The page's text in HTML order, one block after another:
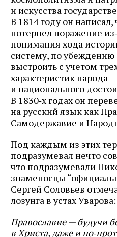
и искусства
В 1814 году он
потерпел поражение
понимания хода
систему, по
выстроить с учетом
характеристик народа
и национального
В 1830‑х годах он
на русский язык как
Самодержавие и
Под каждым из этих
подразумевал нечто
что подразумевали
знаменосцы
Сергей Соловьев
лозунга в устах Уварова:
Православие — будучи
в Христа, даже и